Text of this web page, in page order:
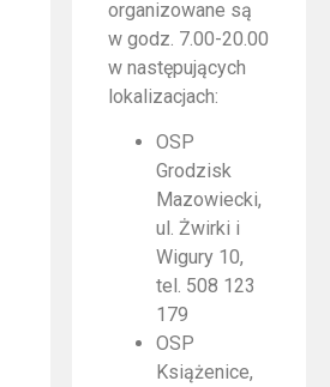
organizowane są
w godz. 7.00-20.00
w następujących
lokalizacjach:
OSP
Grodzisk
Mazowiecki,
ul. Żwirki i
Wigury 10,
tel. 508 123
179
OSP
Książenice,